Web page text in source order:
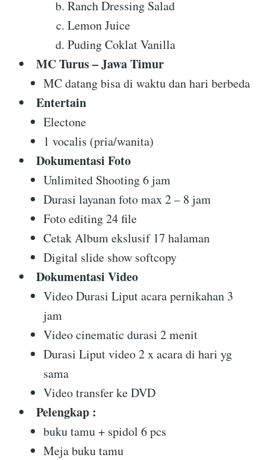
Ranch Dressing Salad
Lemon Juice
Puding Coklat Vanilla
MC Turus – Jawa Timur
MC datang bisa di waktu dan hari berbeda
Entertain
Electone
1 vocalis (pria/wanita)
Dokumentasi Foto
Unlimited Shooting 6 jam
Durasi layanan foto max 2 – 8 jam
Foto editing 24 file
Cetak Album ekslusif 17 halaman
Digital slide show softcopy
Dokumentasi Video
Video Durasi Liput acara pernikahan 3
jam
Video cinematic durasi 2 menit
Durasi Liput video 2 x acara di hari yg
sama
Video transfer ke DVD
Pelengkap :
buku tamu + spidol 6 pcs
Meja buku tamu